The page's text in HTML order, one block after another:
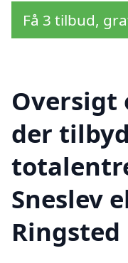
Få 3 tilbud,
Oversigt
der
Sneslev